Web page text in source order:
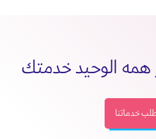
همه الوحيد خدمتك
خدماتنا